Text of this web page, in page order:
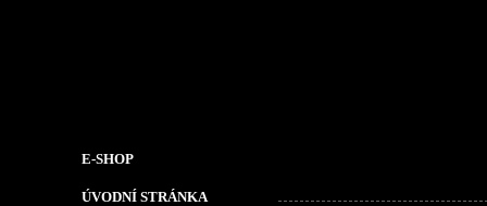
E-SHOP
ÚVODNÍ STRÁNKA